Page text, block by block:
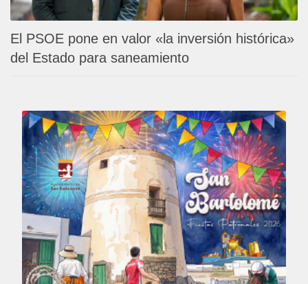
El PSOE pone en valor «la inversión histórica»
del Estado para saneamiento